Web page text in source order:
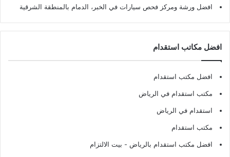
افضل ورشة ومركز فحص سيارات في الخبر، الدمام بالمنطقة الشرقية
افضل مكاتب استقدام
افضل مكتب استقدام
مكتب استقدام في الرياض
استقدام في الرياض
مكتب استقدام
افضل مكتب استقدام بالرياض - بيت الالتزام